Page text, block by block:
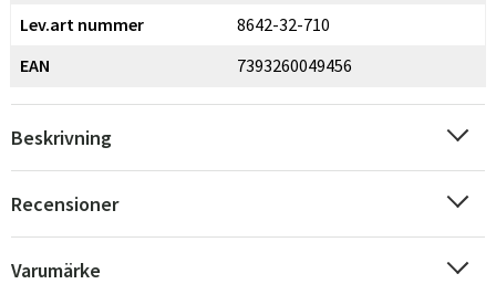
Lev.art nummer
8642-32-710
EAN
7393260049456
Beskrivning
Recensioner
Varumärke